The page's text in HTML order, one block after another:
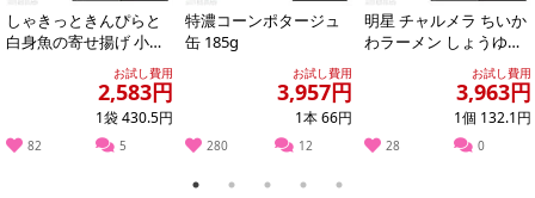
※配送時に、ご不在でお受け取りいただけなかった場合、通常より
保管期間が短くなっておりますので、お早目に配送業者へ再配達を
ご連絡ください。
※保管期間切れにより返送となった場合は、配送元に返送となりま
す。お申込みは、キャンセル返金とさせていただきます。
※クロネコメンバーズへご登録いただきましても「再配達依頼・お
届け日変更」をお受けが出来ません。
しゃきっときんぴらと
白身魚の寄せ揚げ 小口
お試し費用
2,583円
1袋 430.5円
82 5
特濃コーンポタージュ
缶 185g
お試し費用
3,957円
1本 66円
280 12
明星 チャルメラ ちいか
わラーメン しょうゆ味
お試し費用
3,963円
1個 132.1円
28 0
1 2 3 4 5